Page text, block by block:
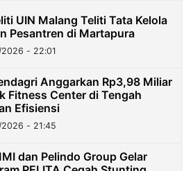
UIN Malang Teliti Tata Kelola
Pesantren di Martapura
- 22:01
Anggarkan Rp3,98 Miliar
Fitness Center di Tengah
Efisiensi
- 21:45
dan Pelindo Group Gelar